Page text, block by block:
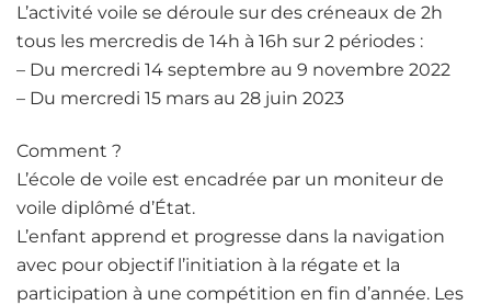
L’activité voile se déroule sur des créneaux de 2h
tous les mercredis de 14h à 16h sur 2 périodes :
– Du mercredi 14 septembre au 9 novembre 2022
– Du mercredi 15 mars au 28 juin 2023
Comment ?
L’école de voile est encadrée par un moniteur de
voile diplômé d’État.
L’enfant apprend et progresse dans la navigation
avec pour objectif l’initiation à la régate et la
participation à une compétition en fin d’année. Les